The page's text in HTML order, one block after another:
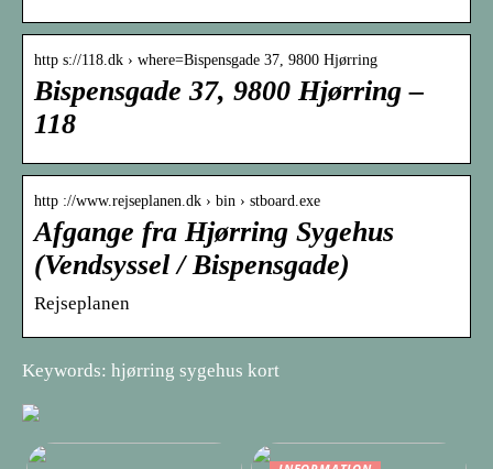
http s://118.dk › where=Bispensgade 37, 9800 Hjørring
Bispensgade 37, 9800 Hjørring –
118
http ://www.rejseplanen.dk › bin › stboard.exe
Afgange fra Hjørring Sygehus
(Vendsyssel / Bispensgade)
Rejseplanen
Keywords: hjørring sygehus kort